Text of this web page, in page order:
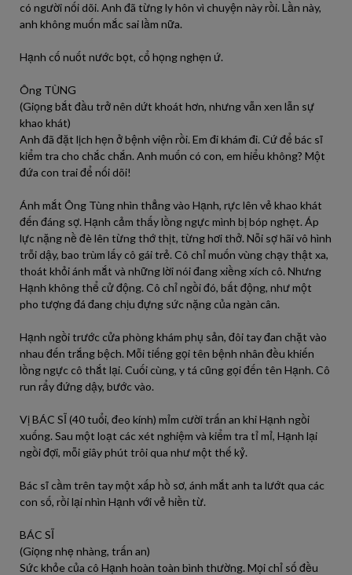
có người nối dõi. Anh đã từng ly hôn vì chuyện này rồi. Lần này,
anh không muốn mắc sai lầm nữa.
Hạnh cố nuốt nước bọt, cổ họng nghẹn ứ.
Ông TÙNG
(Giọng bắt đầu trở nên dứt khoát hơn, nhưng vẫn xen lẫn sự
khao khát)
Anh đã đặt lịch hẹn ở bệnh viện rồi. Em đi khám đi. Cứ để bác sĩ
kiểm tra cho chắc chắn. Anh muốn có con, em hiểu không? Một
đứa con trai để nối dõi!
Ánh mắt Ông Tùng nhìn thẳng vào Hạnh, rực lên vẻ khao khát
đến đáng sợ. Hạnh cảm thấy lồng ngực mình bị bóp nghẹt. Áp
lực nặng nề đè lên từng thớ thịt, từng hơi thở. Nỗi sợ hãi vô hình
trỗi dậy, bao trùm lấy cô gái trẻ. Cô chỉ muốn vùng chạy thật xa,
thoát khỏi ánh mắt và những lời nói đang xiềng xích cô. Nhưng
Hạnh không thể cử động. Cô chỉ ngồi đó, bất động, như một
pho tượng đá đang chịu đựng sức nặng của ngàn cân.
Hạnh ngồi trước cửa phòng khám phụ sản, đôi tay đan chặt vào
nhau đến trắng bệch. Mỗi tiếng gọi tên bệnh nhân đều khiến
lồng ngực cô thắt lại. Cuối cùng, y tá cũng gọi đến tên Hạnh. Cô
run rẩy đứng dậy, bước vào.
Vị BÁC SĨ (40 tuổi, đeo kính) mỉm cười trấn an khi Hạnh ngồi
xuống. Sau một loạt các xét nghiệm và kiểm tra tỉ mỉ, Hạnh lại
ngồi đợi, mỗi giây phút trôi qua như một thế kỷ.
Bác sĩ cầm trên tay một xấp hồ sơ, ánh mắt anh ta lướt qua các
con số, rồi lại nhìn Hạnh với vẻ hiền từ.
BÁC SĨ
(Giọng nhẹ nhàng, trấn an)
Sức khỏe của cô Hạnh hoàn toàn bình thường. Mọi chỉ số đều